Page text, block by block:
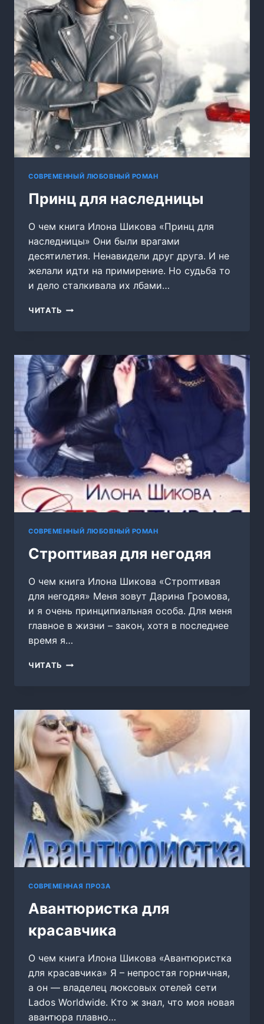
НА
ГРАНИ
СОВРЕМЕННЫЙ ЛЮБОВНЫЙ РОМАН
Принц для наследницы
О чем книга Илона Шикова «Принц для
наследницы» Они были врагами
десятилетия. Ненавидели друг друга. И не
желали идти на примирение. Но судьба то
и дело сталкивала их лбами…
ЧИТАТЬ ПРИНЦ
СОВРЕМЕННЫЙ ЛЮБОВНЫЙ РОМАН
Строптивая для негодяя
О чем книга Илона Шикова «Строптивая
для негодяя» Меня зовут Дарина Громова,
и я очень принципиальная особа. Для меня
главное в жизни – закон, хотя в последнее
время я…
ЧИТАТЬ СТРОПТИВАЯ
СОВРЕМЕННАЯ ПРОЗА
Авантюристка для
красавчика
О чем книга Илона Шикова «Авантюристка
для красавчика» Я – непростая горничная,
а он — владелец люксовых отелей сети
Lados Worldwide. Кто ж знал, что моя новая
авантюра плавно…